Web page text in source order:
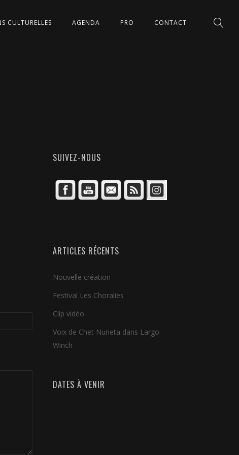
CULTURELLES AGENDA PRO CONTACT
SUIVEZ-NOUS
ARTICLES RÉCENTS
Nouvelle création
Festival Les Choralies
Clip vidéo
Voix de Chet Nuneta dans Largo
Winch
DATES À VENIR